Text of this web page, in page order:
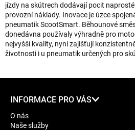
jízdy na skútrech dodávají pocit
provozní náklady. Inovace je úzce
pneumatik ScootSmart. Běhounové
donedávna používaly výhradně pro
nejvyšší kvality, nyní zajišťují
životnosti i u pneumatik určených pro
INFORMACE PRO VÁS
O nás
Naše služby